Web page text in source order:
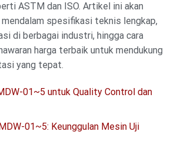
ASTM dan ISO. Artikel ini akan
spesifikasi teknis lengkap,
di berbagai industri, hingga cara
harga terbaik untuk mendukung
yang tepat.
01~5 untuk Quality Control dan
01~5: Keunggulan Mesin Uji